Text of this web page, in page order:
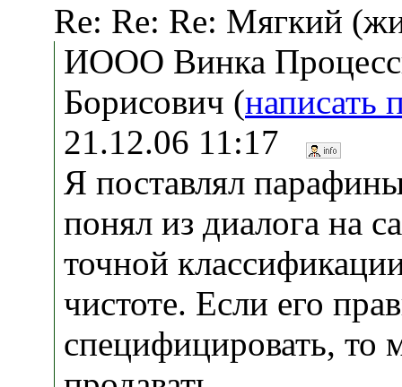
Re: Re: Re: Мягкий
ИООО Винка
Борисович (написать
21.12.06 11:17
Я поставлял
понял из диалога на
точной
чистоте. Если его
специфицировать, то